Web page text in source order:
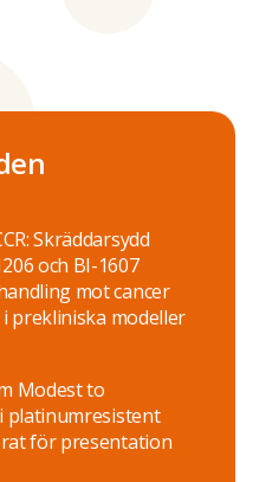
Skräddarsydd
och BI-1607
mot cancer
prekliniska modeller
Modest to
platinumresistent
för presentation